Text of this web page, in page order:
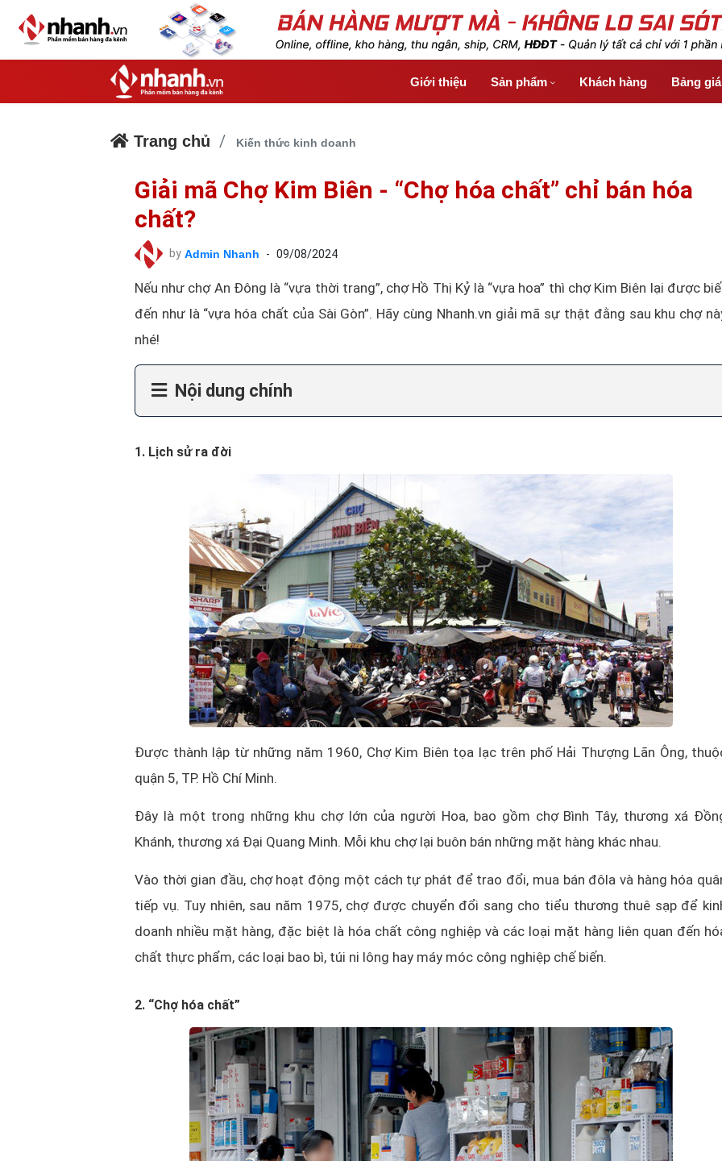
Giới thiệu Sản phẩm Khách hàng Bảng
Trang chủ Kiến thức kinh doanh
Giải mã Chợ Kim Biên - “Chợ hóa chất” chỉ bán hóa
chất?
by Admin Nhanh - 09/08/2024
Nếu như chợ An Đông là “vựa thời trang”, chợ Hồ Thị Kỷ là “vựa hoa” thì chợ Kim Biên lại được
đến như là “vựa hóa chất của Sài Gòn”. Hãy cùng Nhanh.vn giải mã sự thật đằng sau khu chợ
nhé!
Nội dung chính
1. Lịch sử ra đời
Được thành lập từ những năm 1960, Chợ Kim Biên tọa lạc trên phố Hải Thượng Lãn Ông,
quận 5, TP. Hồ Chí Minh.
Đây là một trong những khu chợ lớn của người Hoa, bao gồm chợ Bình Tây, thương xá
Khánh, thương xá Đại Quang Minh. Mỗi khu chợ lại buôn bán những mặt hàng khác nhau.
Vào thời gian đầu, chợ hoạt động một cách tự phát để trao đổi, mua bán đôla và hàng hóa
tiếp vụ. Tuy nhiên, sau năm 1975, chợ được chuyển đổi sang cho tiểu thương thuê sạp để
doanh nhiều mặt hàng, đặc biệt là hóa chất công nghiệp và các loại mặt hàng liên quan đến
chất thực phẩm, các loại bao bì, túi ni lông hay máy móc công nghiệp chế biến.
2. “Chợ hóa chất”